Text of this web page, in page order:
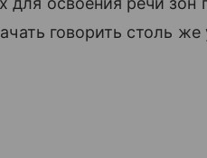
говорить столь